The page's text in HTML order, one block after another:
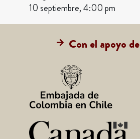
10 septiembre, 4:00 pm
Con el apoyo de